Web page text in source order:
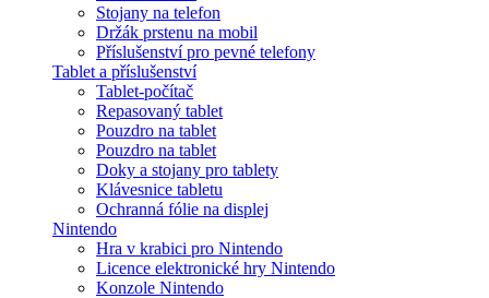
Stojany na telefon
Držák prstenu na mobil
Příslušenství pro pevné telefony
Tablet a příslušenství
Tablet-počítač
Repasovaný tablet
Pouzdro na tablet
Pouzdro na tablet
Doky a stojany pro tablety
Klávesnice tabletu
Ochranná fólie na displej
Nintendo
Hra v krabici pro Nintendo
Licence elektronické hry Nintendo
Konzole Nintendo